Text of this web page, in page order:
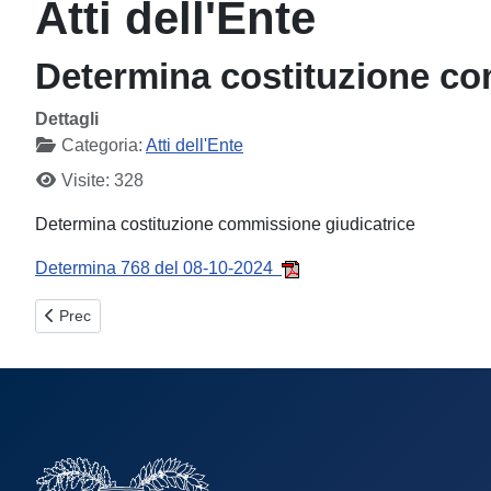
Atti dell'Ente
Determina costituzione
Dettagli
Categoria: Atti dell'Ente
Visite: 328
Determina costituzione commissione giudicatrice
Determina 768 del 08-10-2024
Articolo precedente: Contratti di sponsorizzazione per
Prec